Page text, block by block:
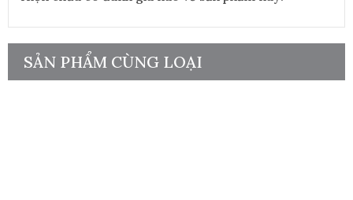
SẢN PHẨM CÙNG LOẠI